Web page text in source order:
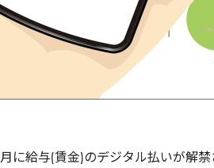
月に給与(賃金)のデジタル払いが解